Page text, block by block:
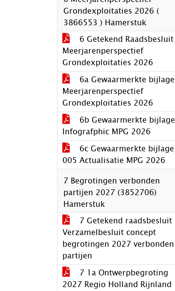
Grondexploitaties 2026 (
3866553 ) Hamerstuk
6 Getekend Raadsbesluit
Meerjarenperspectief
Grondexploitaties 2026
6a Gewaarmerkte bijlage
Meerjarenperspectief
Grondexploitaties 2026
6b Gewaarmerkte bijlage
Infografphic MPG 2026
6c Gewaarmerkte bijlage
005 Actualisatie MPG 2026
7 Begrotingen verbonden
partijen 2027 (3852706)
Hamerstuk
7 Getekend raadsbesluit
Verzamelbesluit concept
begrotingen 2027 verbonden
partijen
7 1a Ontwerpbegroting
2027 Regio Holland Rijnland